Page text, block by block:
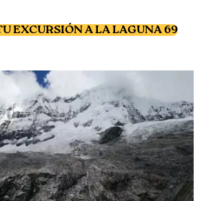
EXCURSIÓN A LA LAGUNA 69